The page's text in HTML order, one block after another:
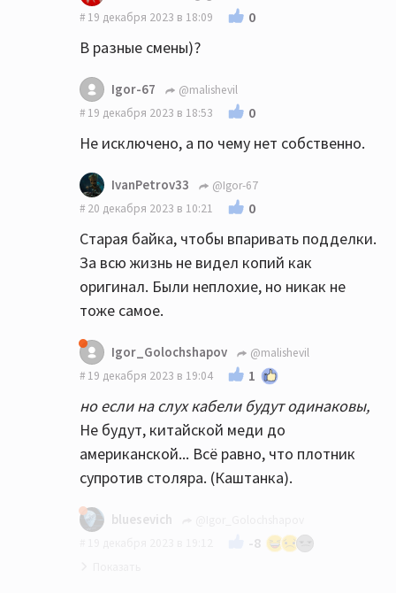
19 декабря 2023 в 18:09
0
В разные смены)?
Igor-67
@malishevil
19 декабря 2023 в 18:53
0
Не исключено, а по чему нет собственно.
IvanPetrov33
@Igor-67
20 декабря 2023 в 10:21
0
Старая байка, чтобы впаривать подделки.
За всю жизнь не видел копий как
оригинал. Были неплохие, но никак не
тоже самое.
Igor_Golochshapov
@malishevil
19 декабря 2023 в 19:04
1
но если на слух кабели будут одинаковы,
Не будут, китайской меди до
американской... Всё равно, что плотник
супротив столяра. (Каштанка).
bluesevich
-8